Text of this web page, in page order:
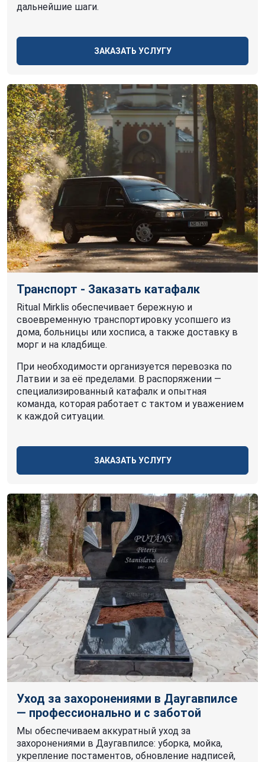
дальнейшие шаги.
ЗАКАЗАТЬ УСЛУГУ
Транспорт - Заказать катафалк
Ritual Mirklis обеспечивает бережную и
своевременную транспортировку усопшего из
дома, больницы или хосписа, а также доставку в
морг и на кладбище.
При необходимости организуется перевозка по
Латвии и за её пределами. В распоряжении —
специализированный катафалк и опытная
команда, которая работает с тактом и уважением
к каждой ситуации.
ЗАКАЗАТЬ УСЛУГУ
Уход за захоронениями в Даугавпилсе
— профессионально и с заботой
Мы обеспечиваем аккуратный уход за
захоронениями в Даугавпилсе: уборка, мойка,
укрепление постаментов, обновление надписей,